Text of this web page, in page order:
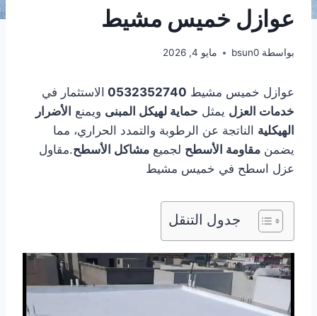
عوازل خميس مشيط
بواسطة bsun0 مايو 4, 2026
عوازل خميس مشيط 0532352740 الاستثمار في
خدمات العزل يمثل حماية لهيكل المبنى ويمنع الأضرار
الهيكلية الناتجة عن الرطوبة والتمدد الحراري، مما
يضمن مقاومة الأسطح لجميع مشاكل الأسطح.مقاول
عزل اسطح في خميس مشيط
جدول التنقل